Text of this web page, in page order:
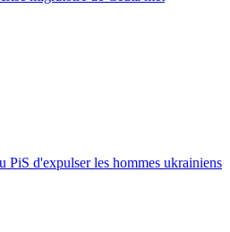
PiS d'expulser les hommes ukrainiens